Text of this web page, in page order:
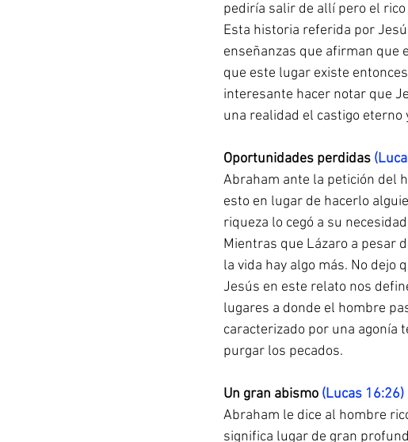
pediría salir de allí pero el
Esta historia referida por
enseñanzas que afirman que
que este lugar existe
interesante hacer notar que
una realidad el castigo
Oportunidades perdidas
Abraham ante la petición del
esto en lugar de hacerlo
riqueza lo cegó a su
Mientras que Lázaro a pesar
la vida hay algo más. No dejo
Jesús en este relato nos
lugares a donde el hombre
caracterizado por una agonía
purgar los pecados.
Un gran abismo (Lucas 16:26)
Abraham le dice al hombre
significa lugar de gran